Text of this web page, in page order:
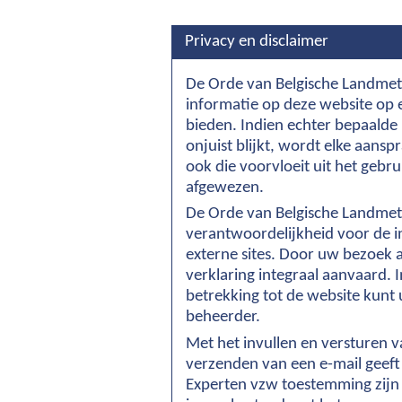
Privacy en disclaimer
De Orde van Belgische
informatie op deze website op
bieden. Indien echter
onjuist blijkt, wordt elke
ook die voorvloeit uit het
afgewezen.
De Orde van Belgische
verantwoordelijkheid voor de
externe sites. Door uw bezoek
verklaring integraal aanvaard.
betrekking tot de website kunt
beheerder.
Met het invullen en versturen
verzenden van een e-mail
Experten vzw toestemming